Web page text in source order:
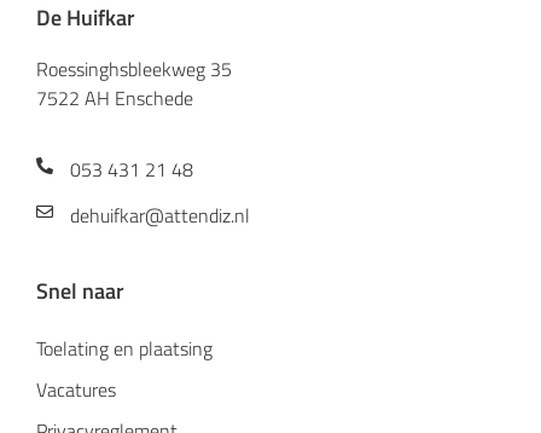
De Huifkar
Roessinghsbleekweg 35
7522 AH Enschede
053 431 21 48
dehuifkar@attendiz.nl
Snel naar
Toelating en plaatsing
Vacatures